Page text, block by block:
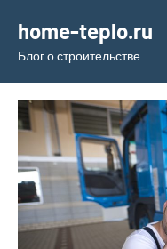
содержимому
home-teplo.ru
Блог о строительстве